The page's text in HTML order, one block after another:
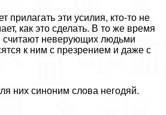
прилагать эти усилия, кто-то не
как это сделать. В то же время
неверующих людьми
к ним с презрением и даже с
них синоним слова негодяй.